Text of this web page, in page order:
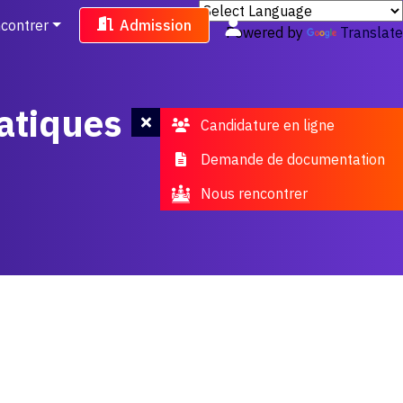
Powered by Translate
Admission
Candidature en ligne
Demande de documentation
Nous rencontrer